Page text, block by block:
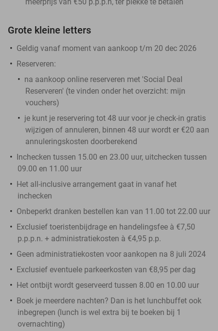
Grote kleine letters
Geldig vanaf moment van aankoop t/m 20 dec 2026
Reserveren:
na aankoop online reserveren met 'Social Deal
Reserveren' (te vinden onder het overzicht: mijn
vouchers)
je kunt je reservering tot 48 uur voor je check-in gratis
wijzigen of annuleren, binnen 48 uur wordt er €20 aan
annuleringskosten doorberekend
Inchecken tussen 15.00 en 23.00 uur, uitchecken tussen
09.00 en 11.00 uur
Het all-inclusive arrangement gaat in vanaf het
inchecken
Onbeperkt dranken bestellen kan van 11.00 tot 22.00 uur
Exclusief toeristenbijdrage en handelingsfee à €7,50
p.p.p.n. + administratiekosten à €4,95 p.p.
Geen administratiekosten voor aankopen na 8 juli 2024
Exclusief eventuele parkeerkosten van €8,95 per dag
Het ontbijt wordt geserveerd tussen 8.00 en 10.00 uur
Boek je meerdere nachten? Dan is het lunchbuffet ook
inbegrepen (lunch is wel extra bij te boeken bij 1
overnachting)